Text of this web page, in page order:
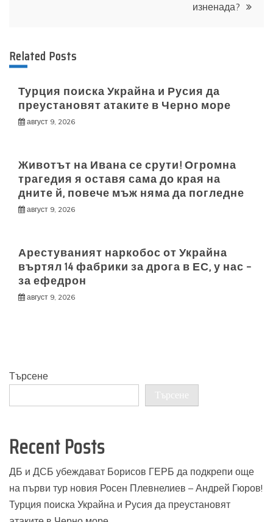
изненада?
Related Posts
Турция поиска Украйна и Русия да
преустановят атаките в Черно море
август 9, 2026
Животът на Ивана се срути! Огромна
трагедия я оставя сама до края на
дните й, повече мъж няма да погледне
август 9, 2026
Арестуваният наркобос от Украйна
въртял 14 фабрики за дрога в ЕС, у нас –
за ефедрон
август 9, 2026
Търсене
Търсене
Recent Posts
ДБ и ДСБ убеждават Борисов ГЕРБ да подкрепи още
на първи тур новия Росен Плевнелиев – Андрей Гюров!
Турция поиска Украйна и Русия да преустановят